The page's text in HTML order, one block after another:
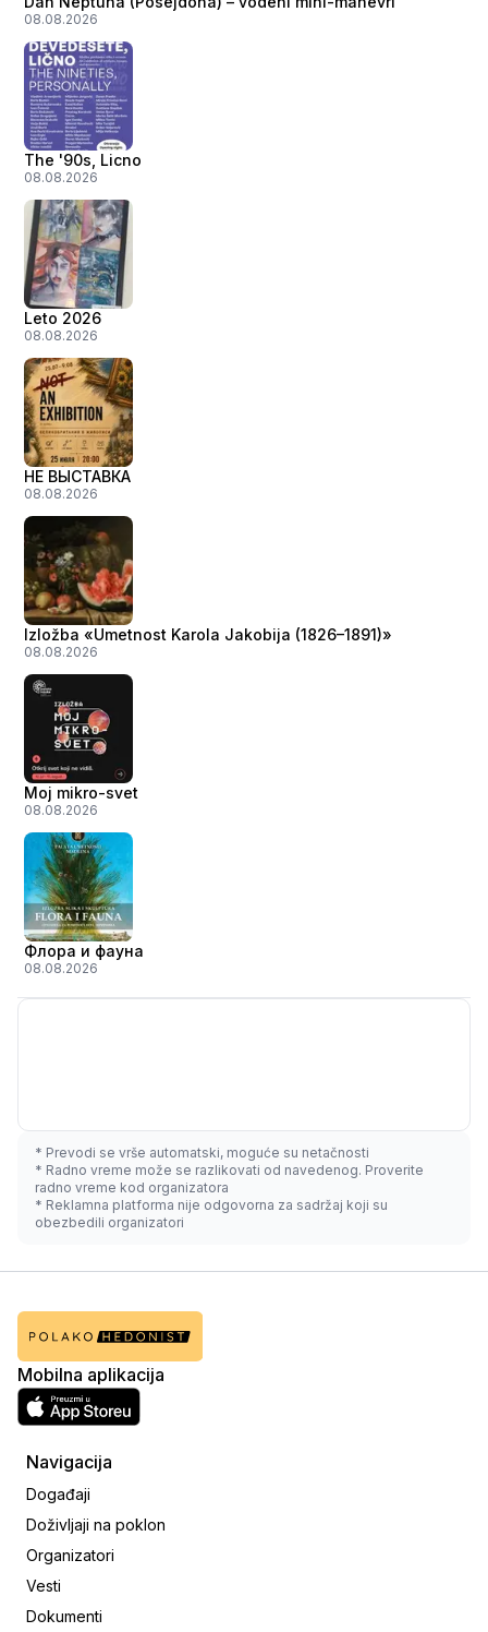
08.08.2026
The '90s, Licno
08.08.2026
Leto 2026
08.08.2026
НЕ ВЫСТАВКА
08.08.2026
Izložba «Umetnost Karola Jakobija (1826–1891)»
08.08.2026
Moj mikro-svet
08.08.2026
Флора и фауна
08.08.2026
* Prevodi se vrše automatski, moguće su netačnosti
* Radno vreme može se razlikovati od navedenog. Proverite
radno vreme kod organizatora
* Reklamna platforma nije odgovorna za sadržaj koji su
obezbedili organizatori
Mobilna aplikacija
Navigacija
Događaji
Doživljaji na poklon
Organizatori
Vesti
Dokumenti